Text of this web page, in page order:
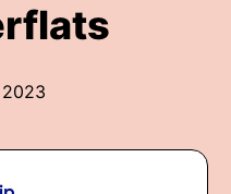
2023